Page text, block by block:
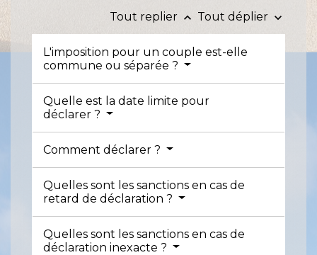
Tout replier keyboard_arrow_up Tout déplier keyboard_arrow_down
L'imposition pour un couple est-elle
commune ou séparée ?
Quelle est la date limite pour
déclarer ?
Comment déclarer ?
Quelles sont les sanctions en cas de
retard de déclaration ?
Quelles sont les sanctions en cas de
déclaration inexacte ?